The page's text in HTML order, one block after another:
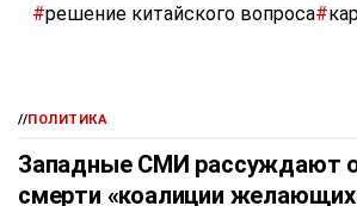
#решение китайского вопроса#
//ПОЛИТИКА
Западные СМИ рассуждают
смерти «коалиции